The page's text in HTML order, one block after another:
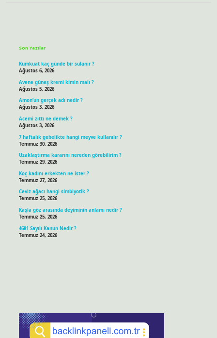
Son Yazılar
Kumkuat kaç günde bir sulanır ?
Ağustos 6, 2026
Avene güneş kremi kimin malı ?
Ağustos 5, 2026
Amon’un gerçek adı nedir ?
Ağustos 3, 2026
Acemi zıttı ne demek ?
Ağustos 3, 2026
7 haftalık gebelikte hangi meyve kullanılır ?
Temmuz 30, 2026
Uzaklaştırma kararını nereden görebilirim ?
Temmuz 29, 2026
Koç kadını erkekten ne ister ?
Temmuz 27, 2026
Ceviz ağacı hangi simbiyotik ?
Temmuz 25, 2026
Kaşla göz arasında deyiminin anlamı nedir ?
Temmuz 25, 2026
4681 Sayılı Kanun Nedir ?
Temmuz 24, 2026